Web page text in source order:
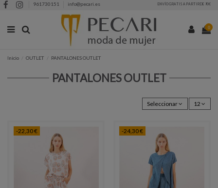
961730151 info@pecari.es ENVÍO GRATIS A PARTIR DE 90€
0
Inicio OUTLET PANTALONES OUTLET
PANTALONES OUTLET
Seleccionar 12
-22,30 € -24,30 €